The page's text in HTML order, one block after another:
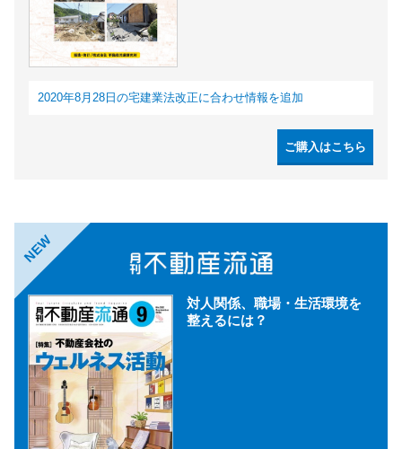
2020年8月28日の宅建業法改正に合わせ情報を追加
ご購入はこちら
NEW
対人関係、職場・生活環境を
整えるには？